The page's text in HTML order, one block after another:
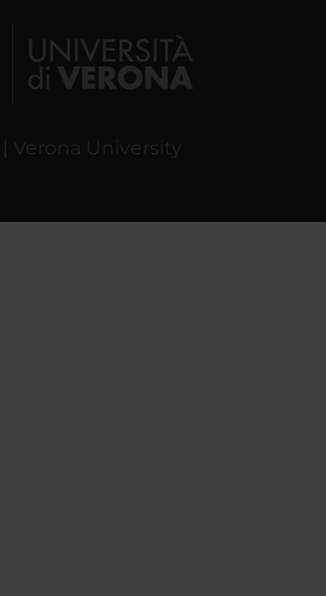
| Verona University